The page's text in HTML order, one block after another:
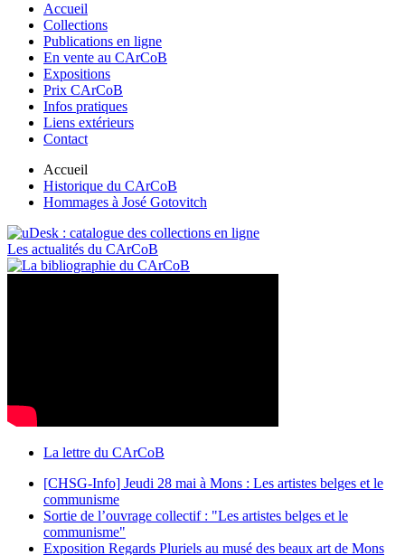
Accueil
Collections
Publications en ligne
En vente au CArCoB
Expositions
Prix CArCoB
Infos pratiques
Liens extérieurs
Contact
Accueil
Historique du CArCoB
Hommages à José Gotovitch
Les actualités du CArCoB
La lettre du CArCoB
[CHSG-Info] Jeudi 28 mai à Mons : Les artistes belges et le
communisme
Sortie de l’ouvrage collectif : "Les artistes belges et le
communisme"
Exposition Regards Pluriels au musé des beaux art de Mons